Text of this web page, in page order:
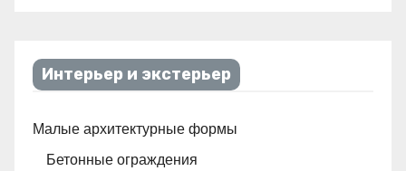
Интерьер и экстерьер
Малые архитектурные формы
Бетонные ограждения